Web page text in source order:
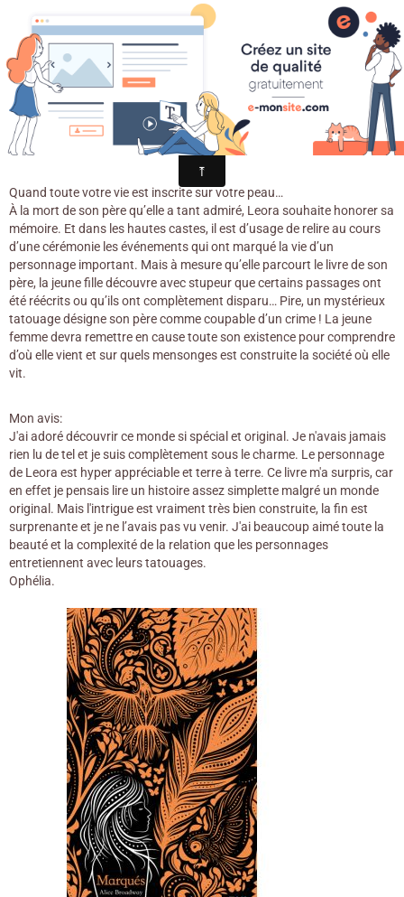
Croqu'livre
Marqués / Alice Broadway. - PKJ,
2018
Quand toute votre vie est inscrite sur votre peau…
À la mort de son père qu’elle a tant admiré, Leora souhaite honorer sa
mémoire. Et dans les hautes castes, il est d’usage de relire au cours
d’une cérémonie les événements qui ont marqué la vie d’un
personnage important. Mais à mesure qu’elle parcourt le livre de son
père, la jeune fille découvre avec stupeur que certains passages ont
été réécrits ou qu’ils ont complètement disparu… Pire, un mystérieux
tatouage désigne son père comme coupable d’un crime ! La jeune
femme devra remettre en cause toute son existence pour comprendre
d’où elle vient et sur quels mensonges est construite la société où elle
vit.
Mon avis:
J'ai adoré découvrir ce monde si spécial et original. Je n'avais jamais
rien lu de tel et je suis complètement sous le charme. Le personnage
de Leora est hyper appréciable et terre à terre. Ce livre m'a surpris, car
en effet je pensais lire un histoire assez simplette malgré un monde
original. Mais l'intrigue est vraiment très bien construite, la fin est
surprenante et je ne l’avais pas vu venir. J'ai beaucoup aimé toute la
beauté et la complexité de la relation que les personnages
entretiennent avec leurs tatouages.
Ophélia.